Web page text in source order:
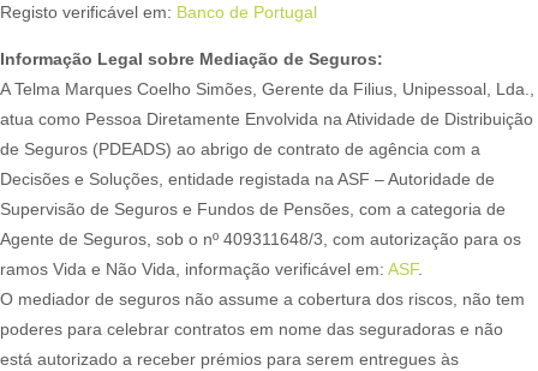
Registo verificável em: Banco de Portugal
Informação Legal sobre Mediação de Seguros:
A Telma Marques Coelho Simões, Gerente da Filius, Unipessoal, Lda.,
atua como Pessoa Diretamente Envolvida na Atividade de Distribuição
de Seguros (PDEADS) ao abrigo de contrato de agência com a
Decisões e Soluções, entidade registada na ASF – Autoridade de
Supervisão de Seguros e Fundos de Pensões, com a categoria de
Agente de Seguros, sob o nº 409311648/3, com autorização para os
ramos Vida e Não Vida, informação verificável em: ASF.
O mediador de seguros não assume a cobertura dos riscos, não tem
poderes para celebrar contratos em nome das seguradoras e não
está autorizado a receber prémios para serem entregues às